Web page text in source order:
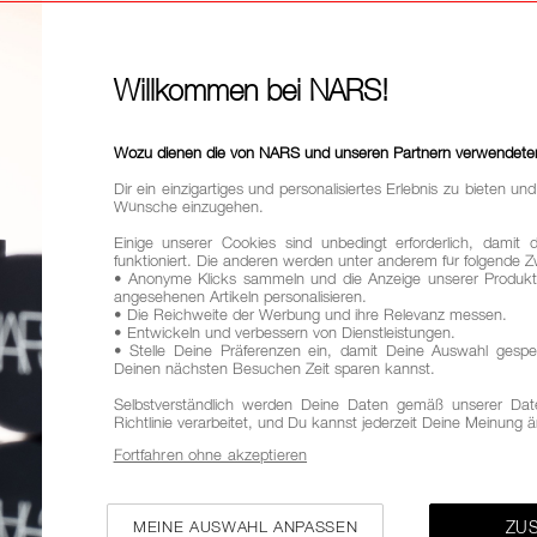
AUSPROBIEREN
Diese
aufbaubarer
strahlendes,
ALLE
Willkommen bei NARS!
Wozu dienen die von NARS und unseren Partnern
Dir ein einzigartiges und personalisiertes Erlebnis zu bieten
Wünsche einzugehen.
Einige unserer Cookies sind unbedingt erforderlich, damit
funktioniert. Die anderen werden unter anderem für folgende
• Anonyme Klicks sammeln und die Anzeige unserer
angesehenen Artikeln personalisieren.
• Die Reichweite der Werbung und ihre Relevanz messen.
• Entwickeln und verbessern von Dienstleistungen.
• Stelle Deine Präferenzen ein, damit Deine Auswahl
Deinen nächsten Besuchen Zeit sparen kannst.
Selbstverständlich werden Deine Daten gemäß unserer
Richtlinie verarbeitet, und Du kannst jederzeit Deine Meinung
MEINE AUSWAHL ANPASSEN
Fortfahren ohne akzeptieren